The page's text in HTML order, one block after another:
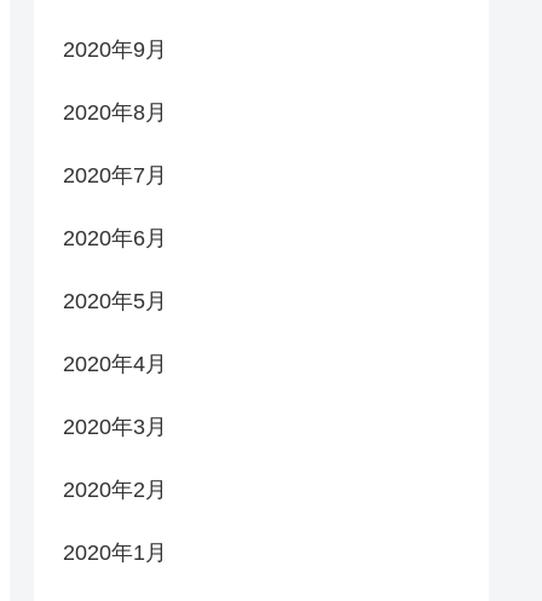
2020年9月
2020年8月
2020年7月
2020年6月
2020年5月
2020年4月
2020年3月
2020年2月
2020年1月